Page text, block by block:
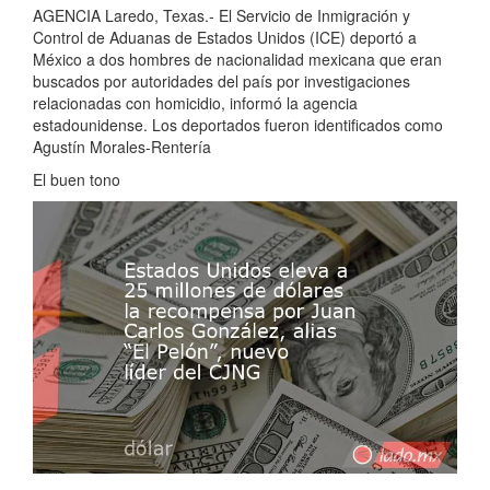
AGENCIA Laredo, Texas.- El Servicio de Inmigración y
Control de Aduanas de Estados Unidos (ICE) deportó a
México a dos hombres de nacionalidad mexicana que eran
buscados por autoridades del país por investigaciones
relacionadas con homicidio, informó la agencia
estadounidense. Los deportados fueron identificados como
Agustín Morales-Rentería
El buen tono